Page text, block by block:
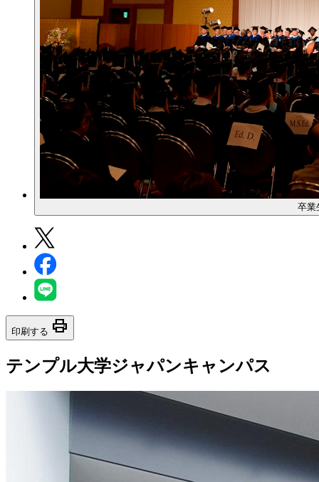
卒業
印刷する print
テンプル大学ジャパンキャンパス